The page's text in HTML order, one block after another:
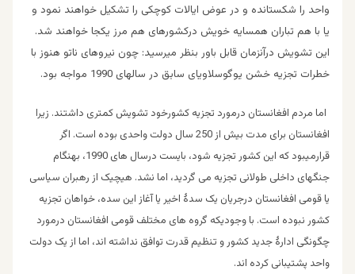
واحد را شکستانده و در عوض ایالات کوچکی را تشکیل خواهند نمود و
یا با هم تباران همسایه خویش درکشورهای هم مرز یکجا خواهند شد.
این تشویش درآنزمان قابل باور بنظر میرسید: چون نیروهای ناتو هنوز با
خطرات تجزیه خشن یوگوسلاویای سابق در سالهای 1990 مواجه بود.
اما مردم افغانستان درمورد تجزیه کشورخود تشویش کمتری داشتند. زیرا
افغانستان برای مدت بیش از 250 سال دولت واحدی بوده است. اگر
قرارمیبود که این کشور تجزیه شود، بایست درسال های 1990، بهنگام
جنگهای داخلی طولانی تجزیه می گردید، اما نشد. هیچیک از رهبران سیاسی
یا قومی افغانستان درجریان یک سدۀ اخیر یا آغاز این سده، خواهان تجزیه
کشور نبوده است. با وجودیکه گروه های مختلف قومی افغانستان درمورد
چگونگی ادارۀ جدید کشور و تنظیم قدرت توافق نداشته اند، اما از یک دولت
واحد پشتیبانی کرده اند.